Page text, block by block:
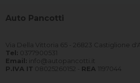
Auto Pancotti
Via Della Vittoria 65 - 26823 Castiglione
Tel: 0377900531
Email: info@autopancotti.it
P.IVA IT 08025260152 - REA 1197044